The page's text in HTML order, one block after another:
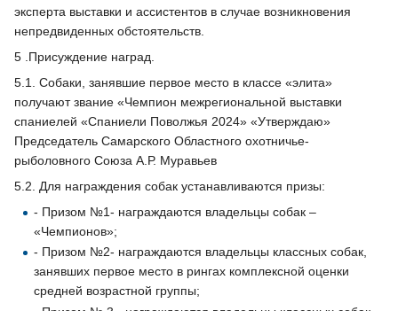
эксперта выставки и ассистентов в случае возникновения
непредвиденных обстоятельств.
5 .Присуждение наград.
5.1. Собаки, занявшие первое место в классе «элита»
получают звание «Чемпион межрегиональной выставки
спаниелей «Спаниели Поволжья 2024» «Утверждаю»
Председатель Самарского Областного охотничье-
рыболовного Союза А.Р. Муравьев
5.2. Для награждения собак устанавливаются призы:
- Призом №1- награждаются владельцы собак –
«Чемпионов»;
- Призом №2- награждаются владельцы классных собак,
занявших первое место в рингах комплексной оценки
средней возрастной группы;